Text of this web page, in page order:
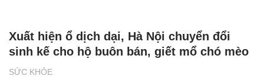
SỨC KHỎE
Xuất hiện ổ dịch dại, Hà Nội chuyển đổi
sinh kế cho hộ buôn bán, giết mổ chó mèo